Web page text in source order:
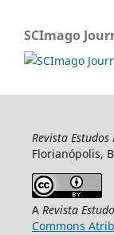
SCImago
Revista Estudos
Florianópolis,
A Revista
Commons